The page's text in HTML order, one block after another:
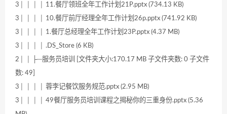
3│ │ │ │ 11.餐厅领班全年工作计划21P.pptx (734.13 KB)
3│ │ │ │ 10.餐厅前厅经理全年工作计划26p.pptx (741.92 KB)
3│ │ │ │ 1.餐厅总经理全年工作计划23P.pptx (4.37 MB)
3│ │ │ │ .DS_Store (6 KB)
2│ │ ├─服务员培训 [文件夹大小:170.17 MB 子文件夹数: 0 子文件
数: 49]
3│ │ │ │ 蓉李记餐饮服务规范.pptx (2.95 MB)
3│ │ │ │ 49餐厅服务员培训课程之揭秘你的三重身份.pptx (5.36